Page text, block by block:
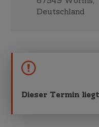
Deutschland
Dieser Termin